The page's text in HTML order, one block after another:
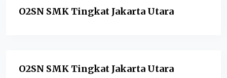
O2SN SMK Tingkat Jakarta Utara
O2SN SMK Tingkat Jakarta Utara